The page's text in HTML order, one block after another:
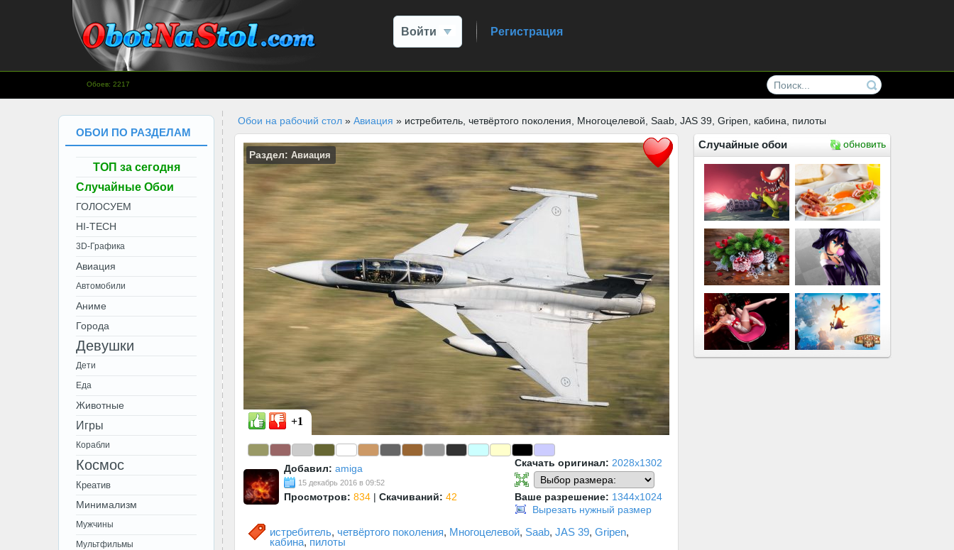
www.OboiNaStol.com - Обои на
Войти Регистрация
Обоев: 2217
Обои на рабочий стол » Авиация » истребитель, четвёртого поколения, Многоцелевой, Saab, JAS 39, Gripen, кабина, пилоты
истребитель, четвёртого поколения, Многоцелевой, Saab, JAS 39, Gripen,
кабина, пилоты
Добавил: amiga
15 декабрь 2016 в 09:52
Просмотров: 834 | Скачиваний: 42
+1
Скачать оригинал: 2028x1302
Ваше разрешение: 1344x1024
Вырезать нужный размер
Раздел: Авиация
Случайные обои обновить
ОБОИ ПО РАЗДЕЛАМ
ТОП за сегодня
Случайные Обои
ГОЛОСУЕМ
HI-TECH
3D-Графика
Авиация
Автомобили
Аниме
Города
Девушки
Дети
Еда
Животные
Игры
Корабли
Космос
Креатив
Минимализм
Мужчины
Мультфильмы